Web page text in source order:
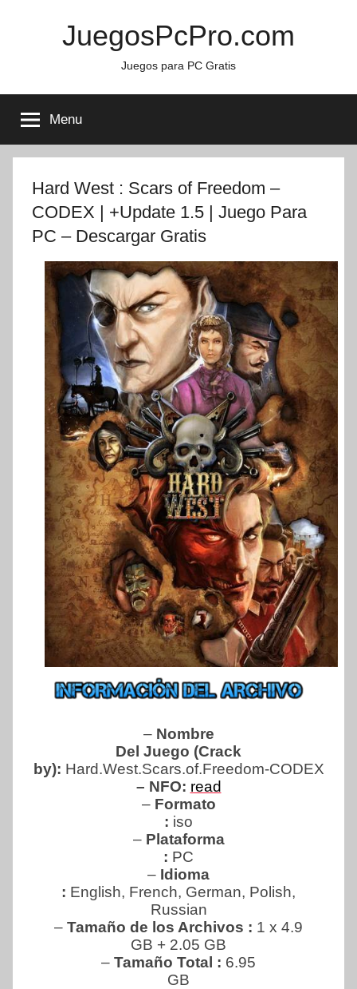
JuegosPcPro.com
Juegos para PC Gratis
Menu
Hard West : Scars of Freedom –
CODEX | +Update 1.5 | Juego Para
PC – Descargar Gratis
– Nombre
Del Juego (Crack
by): Hard.West.Scars.of.Freedom-CODEX
– NFO: read
– Formato
: iso
– Plataforma
: PC
– Idioma
: English, French, German, Polish,
Russian
– Tamaño de los Archivos : 1 x 4.9
GB + 2.05 GB
– Tamaño Total : 6.95
GB